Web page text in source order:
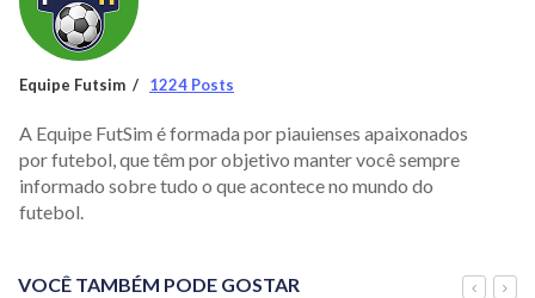
Equipe Futsim 1224 Posts
A Equipe FutSim é formada por piauienses apaixonados
por futebol, que têm por objetivo manter você sempre
informado sobre tudo o que acontece no mundo do
futebol.
VOCÊ TAMBÉM PODE GOSTAR